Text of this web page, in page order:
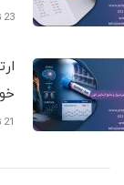
23 تیر 1405
21 تیر 1405